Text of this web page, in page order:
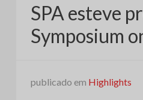
SPA esteve
Symposium
publicado em Highlights